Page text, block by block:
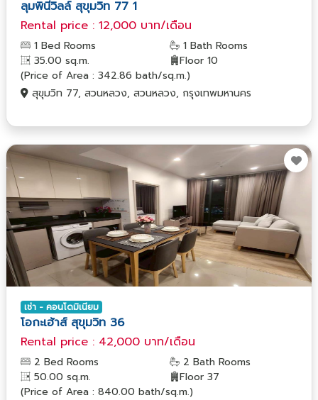
ลุมพินีวิลล์ สุขุมวิท 77 1
Rental price : 12,000 บาท/เดือน
1 Bed Rooms
1 Bath Rooms
35.00 sq.m.
Floor 10
(Price of Area : 342.86 bath/sq.m.)
สุขุมวิท 77, สวนหลวง, สวนหลวง, กรุงเทพมหานคร
เช่า - คอนโดมิเนียม
โอกะเฮ้าส์ สุขุมวิท 36
Rental price : 42,000 บาท/เดือน
2 Bed Rooms
2 Bath Rooms
50.00 sq.m.
Floor 37
(Price of Area : 840.00 bath/sq.m.)